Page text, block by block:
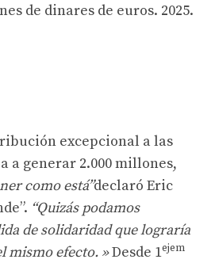
de dinares de euros. 2025.
excepcional a las
a generar 2.000 millones,
como está”declaró Eric
“Quizás podamos
de solidaridad que lograría
mismo efecto. »Desde 1ejem